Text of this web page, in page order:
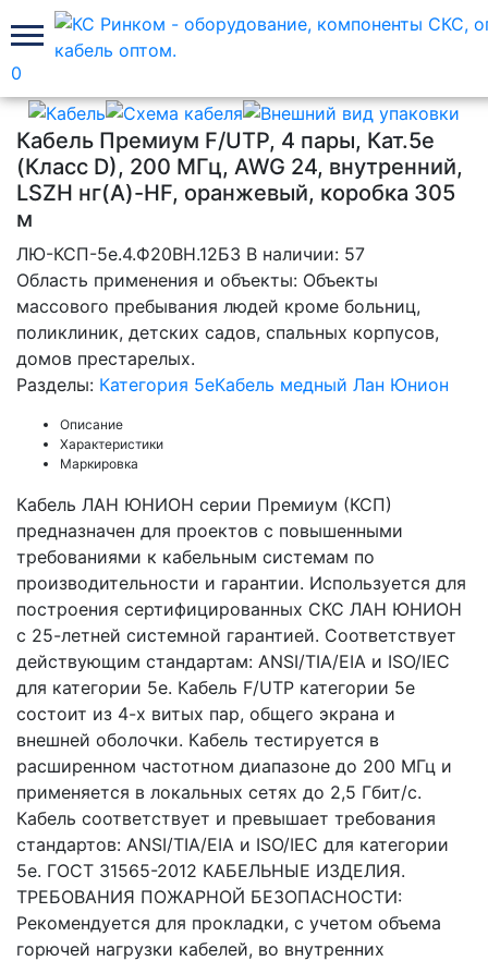
0
Главная
Кабель Премиум F/UTP, 4 пары, Кат.5e
(Класс D), 200 МГц, AWG 24, внутренний,
LSZH нг(A)-HF, оранжевый, коробка 305
м
ЛЮ-КСП-5e.4.Ф20ВН.12Б3 В наличии: 57
Область применения и объекты: Объекты
массового пребывания людей кроме больниц,
поликлиник, детских садов, спальных корпусов,
домов престарелых.
Разделы: Категория 5eКабель медный Лан Юнион
Описание
Характеристики
Маркировка
Кабель ЛАН ЮНИОН серии Премиум (КСП)
предназначен для проектов с повышенными
требованиями к кабельным системам по
производительности и гарантии. Используется для
построения сертифицированных СКС ЛАН ЮНИОН
с 25-летней системной гарантией. Соответствует
действующим стандартам: ANSI/TIA/EIA и ISO/IEC
для категории 5е. Кабель F/UTP категории 5e
состоит из 4-х витых пар, общего экрана и
внешней оболочки. Кабель тестируется в
расширенном частотном диапазоне до 200 МГц и
применяется в локальных сетях до 2,5 Гбит/с.
Кабель соответствует и превышает требования
стандартов: ANSI/TIA/EIA и ISO/IEC для категории
5е. ГОСТ 31565-2012 КАБЕЛЬНЫЕ ИЗДЕЛИЯ.
ТРЕБОВАНИЯ ПОЖАРНОЙ БЕЗОПАСНОСТИ:
Рекомендуется для прокладки, с учетом объема
горючей нагрузки кабелей, во внутренних